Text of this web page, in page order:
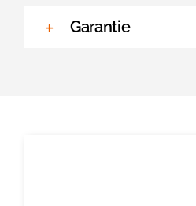
Garantie